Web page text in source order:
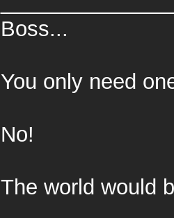
Boss...
You only need
No!
The world would